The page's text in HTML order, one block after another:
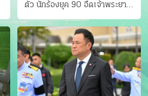
ตัว นักร้องยุค 90 อืดเจ้าพระยา
แฟนหาตัววุ่น เครียดธุรกิจ!